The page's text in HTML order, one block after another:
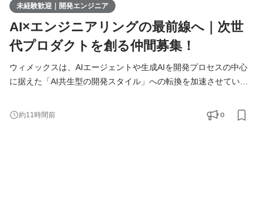
未経験歓迎｜開発エンジニア
AI×エンジニアリングの最前線へ｜次世
代プロダクトを創る仲間募集！
ウィメックスは、AIエージェントや生成AIを開発プロセスの中心
に据えた「AI共生型の開発スタイル」への転換を加速させていま
極的に募集しています。 AIを相棒に、圧倒的なスピードと品質を
実現し、最先端の技術を使いこなすエンジニアへ成長したい方を
約11時間前 0